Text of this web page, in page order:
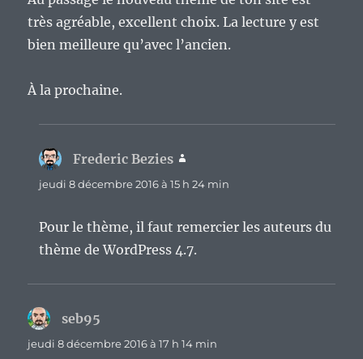
très agréable, excellent choix. La lecture y est
bien meilleure qu’avec l’ancien.
À la prochaine.
Frederic Bezies
jeudi 8 décembre 2016 à 15 h 24 min
Pour le thème, il faut remercier les auteurs du
thème de WordPress 4.7.
seb95
jeudi 8 décembre 2016 à 17 h 14 min